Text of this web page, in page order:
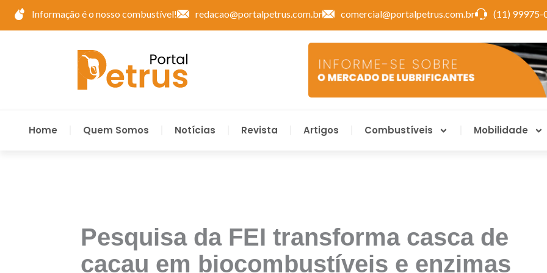
para
Informação é o nosso combustível! redacao@portalpetrus.com.br comercial@portalpetrus.com.br (11) 99975-
Home Quem Somos Notícias Revista Artigos Combustíveis Mobilidade
Pesquisa da FEI transforma casca de
cacau em biocombustíveis e enzimas